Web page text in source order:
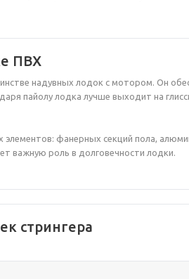
ПВХ
надувных лодок с мотором. Он
пайолу лодка лучше выходит на
элементов: фанерных секций пола,
важную роль в долговечности лодки.
стрингера